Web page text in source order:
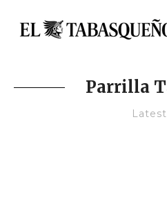
Parrilla
Latest